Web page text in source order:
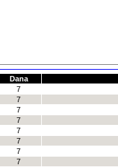
Dana
7
7
7
7
7
7
7
7